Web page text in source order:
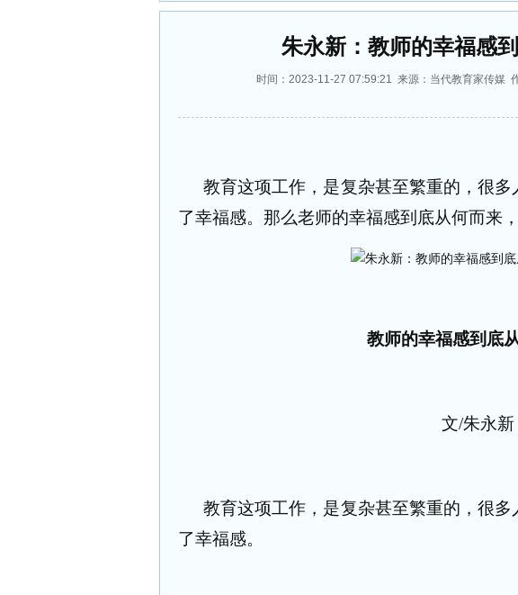
朱永新：教师的幸福感
时间：2023-11-27 07:59:21 来源：当代教育家传媒
教育这项工作，是复杂甚至繁重的，很
了幸福感。那么老师的幸福感到底从何而来
教师的幸福感到底
文/朱永新
教育这项工作，是复杂甚至繁重的，很
了幸福感。